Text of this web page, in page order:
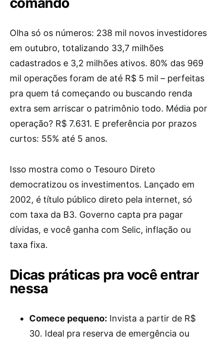
Olha só os números: 238 mil novos investidores
em outubro, totalizando 33,7 milhões
cadastrados e 3,2 milhões ativos. 80% das 969
mil operações foram de até R$ 5 mil – perfeitas
pra quem tá começando ou buscando renda
extra sem arriscar o patrimônio todo. Média por
operação? R$ 7.631. E preferência por prazos
curtos: 55% até 5 anos.
Isso mostra como o Tesouro Direto
democratizou os investimentos. Lançado em
2002, é título público direto pela internet, só
com taxa da B3. Governo capta pra pagar
dívidas, e você ganha com Selic, inflação ou
taxa fixa.
Dicas práticas pra você entrar
nessa
Comece pequeno: Invista a partir de R$
30. Ideal pra reserva de emergência ou